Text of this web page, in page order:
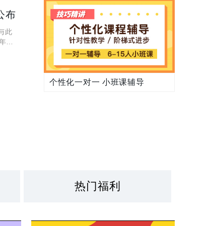
布
此
高
个性化一对一 小班课辅导
热门福利